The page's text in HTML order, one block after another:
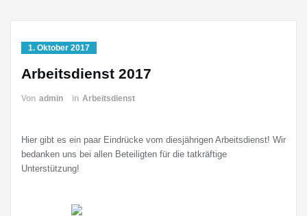
1. Oktober 2017
Arbeitsdienst 2017
Von admin in Arbeitsdienst
Hier gibt es ein paar Eindrücke vom diesjährigen Arbeitsdienst! Wir
bedanken uns bei allen Beteiligten für die tatkräftige
Unterstützung!